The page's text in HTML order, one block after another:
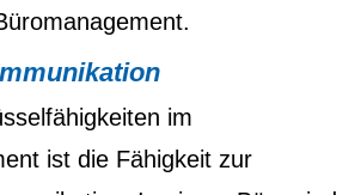
im
ist die Fähigkeit zur